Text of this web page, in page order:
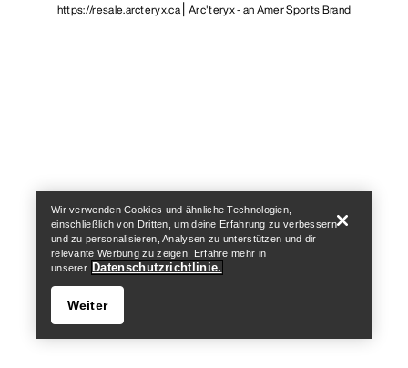
https://resale.arcteryx.ca Arc'teryx - an Amer Sports Brand
Wir verwenden Cookies und ähnliche Technologien,
einschließlich von Dritten, um deine Erfahrung zu verbessern
und zu personalisieren, Analysen zu unterstützen und dir
relevante Werbung zu zeigen. Erfahre mehr in
unserer Datenschutzrichtlinie.
Weiter